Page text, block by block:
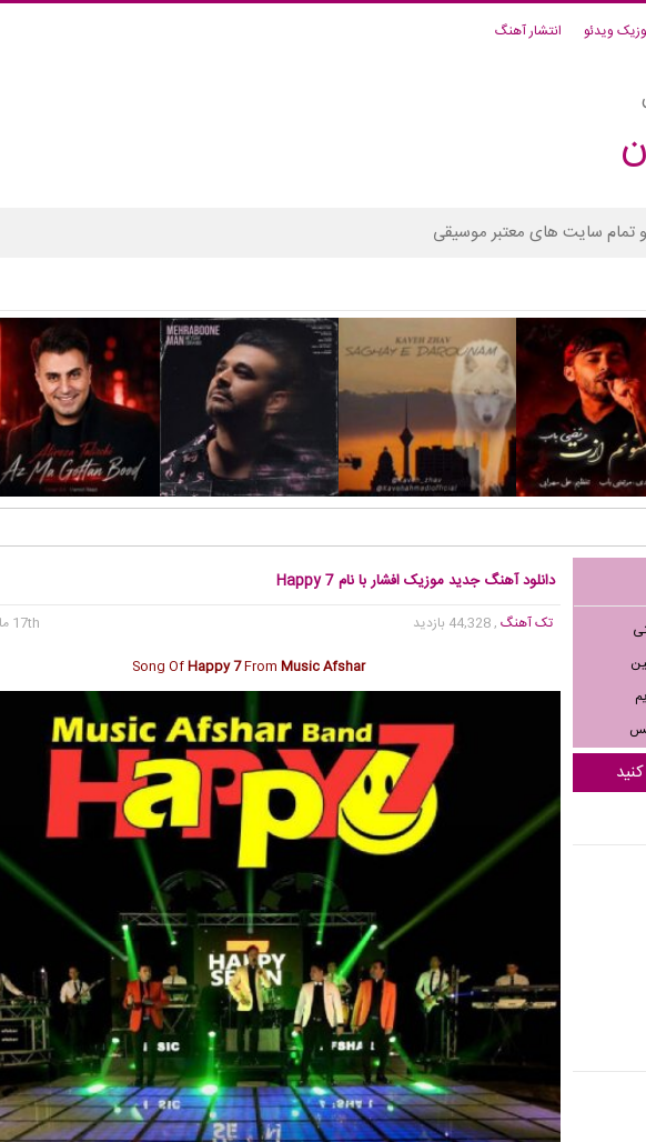
ویدئو انتشار آهنگ
سایت های معتبر موسیقی
دانلود آهنگ جدید موزیک افشار با نام Happy 7
تک آهنگ, 44,328 بازدید
17th مارس 2017
Song OfHappy 7FromMusic Afshar